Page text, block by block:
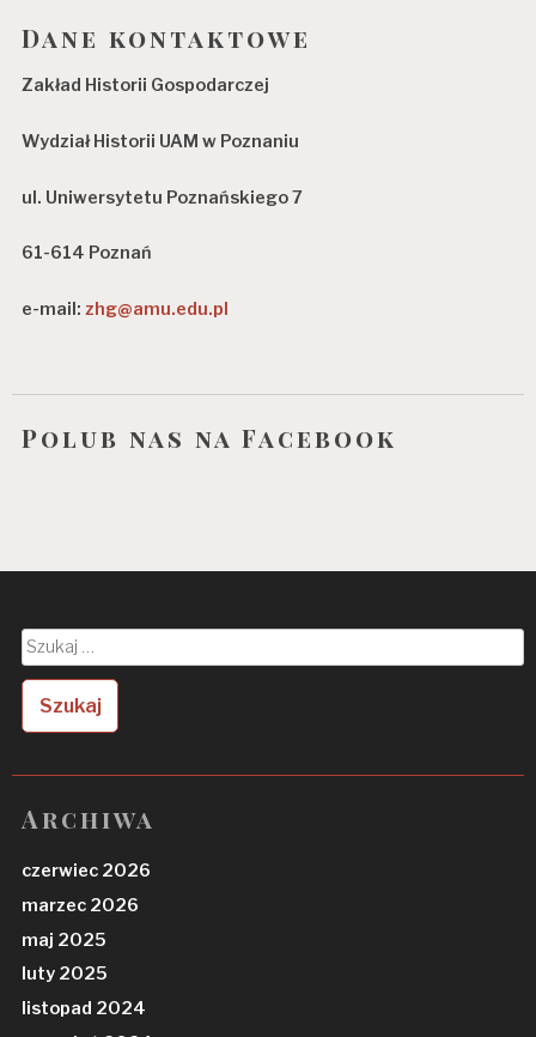
Dane kontaktowe
Zakład Historii Gospodarczej
Wydział Historii UAM w Poznaniu
ul. Uniwersytetu Poznańskiego 7
61-614 Poznań
e-mail:zhg@amu.edu.pl
Polub nas na Facebook
Szukaj:
Archiwa
czerwiec 2026
marzec 2026
maj 2025
luty 2025
listopad 2024